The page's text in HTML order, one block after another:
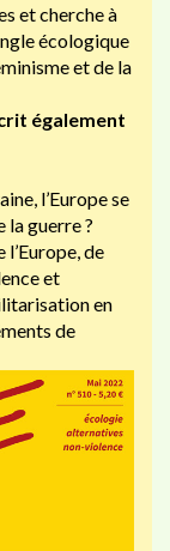
et cherche à
écologique
et de la
également
l’Europe se
la guerre ?
de
et
en
de